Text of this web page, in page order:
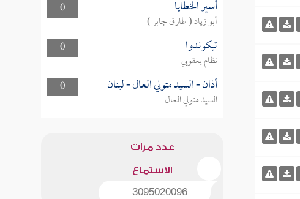
0
أسير الخطايا
أبو زياد ( طارق جابر )
0
تيكوندوا
نظام يعقوبي
0
أذان - السيد متولي العال - لبنان
السيد متولي العال
عدد مرات
الاستماع
3095020096